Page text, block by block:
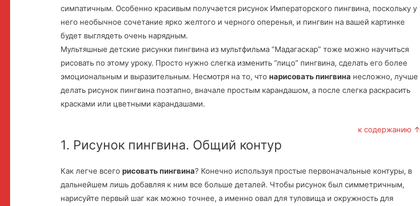
симпатичным. Особенно красивым получается рисунок Императорского пингвина, поскольку у
него необычное сочетание ярко желтого и черного оперенья, и пингвин на вашей картинке
будет выглядеть очень нарядным.
Мультяшные детские рисунки пингвина из мультфильма “Мадагаскар” тоже можно научиться
рисовать по этому уроку. Просто нужно слегка изменить “лицо” пингвина, сделать его более
эмоциональным и выразительным. Несмотря на то, что нарисовать пингвина несложно, лучше
делать рисунок пингвина поэтапно, вначале простым карандашом, а после слегка раскрасить
красками или цветными карандашами.
к содержанию ↑
1. Рисунок пингвина. Общий контур
Как легче всего рисовать пингвина? Конечно используя простые первоначальные контуры, в
дальнейшем лишь добавляя к ним все больше деталей. Чтобы рисунок был симметричным,
нарисуйте первый шаг как можно точнее, а именно овал для туловища и окружность для